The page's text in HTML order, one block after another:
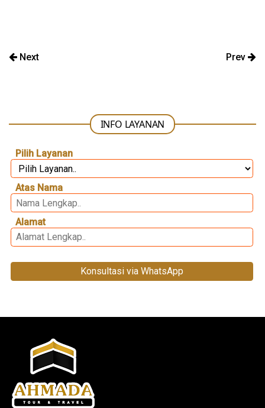
Next Prev
INFO LAYANAN
Pilih Layanan
Atas Nama
Alamat
Konsultasi via WhatsApp